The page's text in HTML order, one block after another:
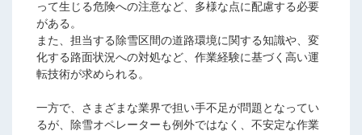
って生じる危険への注意など、多様な点に配慮する必要
がある。
また、担当する除雪区間の道路環境に関する知識や、変
化する路面状況への対処など、作業経験に基づく高い運
転技術が求められる。
一方で、さまざまな業界で担い手不足が問題となってい
るが、除雪オペレーターも例外ではなく、不安定な作業